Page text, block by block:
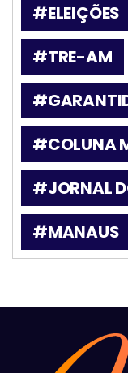
#ELEIÇÕES
#TRE-AM
#COLUNA
#JORNAL
#MANAUS